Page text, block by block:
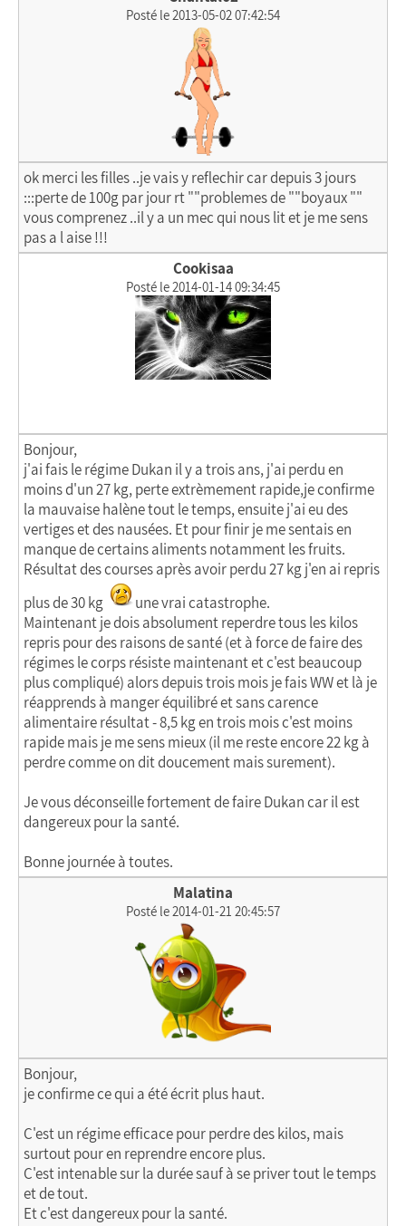
Posté le 2013-05-02 07:42:54
ok merci les filles ..je vais y reflechir car depuis 3 jours
:::perte de 100g par jour rt ""problemes de ""boyaux ""
vous comprenez ..il y a un mec qui nous lit et je me sens
pas a l aise !!!
Cookisaa
Posté le 2014-01-14 09:34:45
Bonjour,
j'ai fais le régime Dukan il y a trois ans, j'ai perdu en
moins d'un 27 kg, perte extrèmement rapide,je confirme
la mauvaise halène tout le temps, ensuite j'ai eu des
vertiges et des nausées. Et pour finir je me sentais en
manque de certains aliments notamment les fruits.
Résultat des courses après avoir perdu 27 kg j'en ai repris
plus de 30 kg
une vrai catastrophe.
Maintenant je dois absolument reperdre tous les kilos
repris pour des raisons de santé (et à force de faire des
régimes le corps résiste maintenant et c'est beaucoup
plus compliqué) alors depuis trois mois je fais WW et là je
réapprends à manger équilibré et sans carence
alimentaire résultat - 8,5 kg en trois mois c'est moins
rapide mais je me sens mieux (il me reste encore 22 kg à
perdre comme on dit doucement mais surement).
Je vous déconseille fortement de faire Dukan car il est
dangereux pour la santé.
Bonne journée à toutes.
Malatina
Posté le 2014-01-21 20:45:57
Bonjour,
je confirme ce qui a été écrit plus haut.
C'est un régime efficace pour perdre des kilos, mais
surtout pour en reprendre encore plus.
C'est intenable sur la durée sauf à se priver tout le temps
et de tout.
Et c'est dangereux pour la santé.